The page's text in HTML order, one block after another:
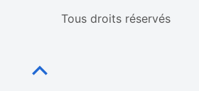
Tous droits réservés